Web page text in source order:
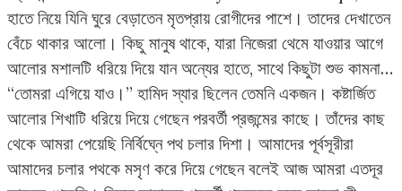
হাতে নিয়ে যিনি ঘুরে বেড়াতেন মৃতপ্রায় রোগীদের পাশে। তাদের দেখাতেন
বেঁচে থাকার আলো। কিছু মানুষ থাকে, যারা নিজেরা থেমে যাওয়ার আগে
আলোর মশালটি ধরিয়ে দিয়ে যান অন্যের হাতে, সাথে কিছুটা শুভ কামনা…
“তোমরা এগিয়ে যাও।” হামিদ স্যার ছিলেন তেমনি একজন। কষ্টার্জিত
আলোর শিখাটি ধরিয়ে দিয়ে গেছেন পরবর্তী প্রজন্মের কাছে। তাঁদের কাছ
থেকে আমরা পেয়েছি নির্বিঘ্নে পথ চলার দিশা। আমাদের পূর্বসূরীরা
আমাদের চলার পথকে মসৃণ করে দিয়ে গেছেন বলেই আজ আমরা এতদূর